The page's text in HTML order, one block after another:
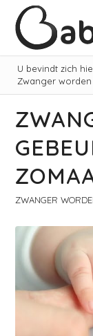
U bevindt zich
Zwanger
ZWANGER